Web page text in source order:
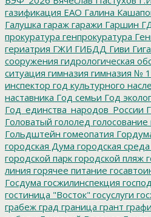
газификация ЕАО Галина
Галушка гараж гаражи Гаршин
прокуратура генпрокуратура
гериатрия ГЖИ ГИБДД Гиви
сооружения гидрологическая
ситуация гимназия гимназия № 1
инспектор год культурного
наставника Год семьи Год
Год_единства_народов_России
Головатый гололед голосование
Гольдштейн гомеопатия
городская Дума городская среда
городской парк городской пляж
линия горячее питание
Госдума госжилинспекция
гостиница "Восток" госуслуги
грабеж град граница грант